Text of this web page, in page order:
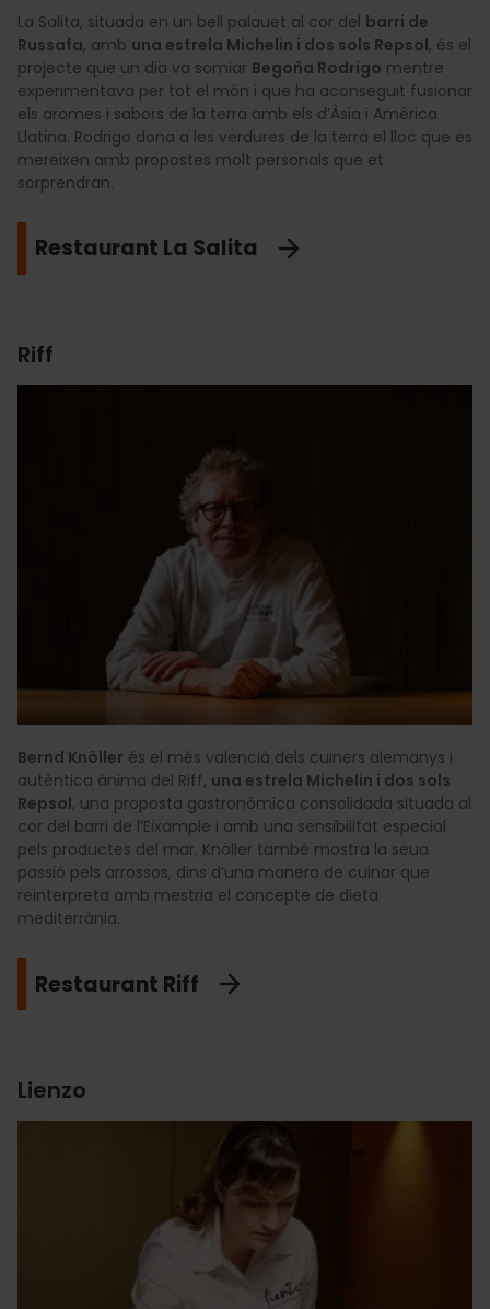
La Salita, situada en un bell palauet al cor del barri de
Russafa, amb una estrela Michelin i dos sols Repsol, és el
projecte que un dia va somiar Begoña Rodrigo mentre
experimentava per tot el món i que ha aconseguit fusionar
els aromes i sabors de la terra amb els d’Àsia i Amèrica
Llatina. Rodrigo dona a les verdures de la terra el lloc que es
mereixen amb propostes molt personals que et
sorprendran.
Restaurant La Salita
Riff
Bernd Knöller és el més valencià dels cuiners alemanys i
autèntica ànima del Riff, una estrela Michelin i dos sols
Repsol, una proposta gastronòmica consolidada situada al
cor del barri de l’Eixample i amb una sensibilitat especial
pels productes del mar. Knöller també mostra la seua
passió pels arrossos, dins d’una manera de cuinar que
reinterpreta amb mestria el concepte de dieta
mediterrània.
Restaurant Riff
Lienzo